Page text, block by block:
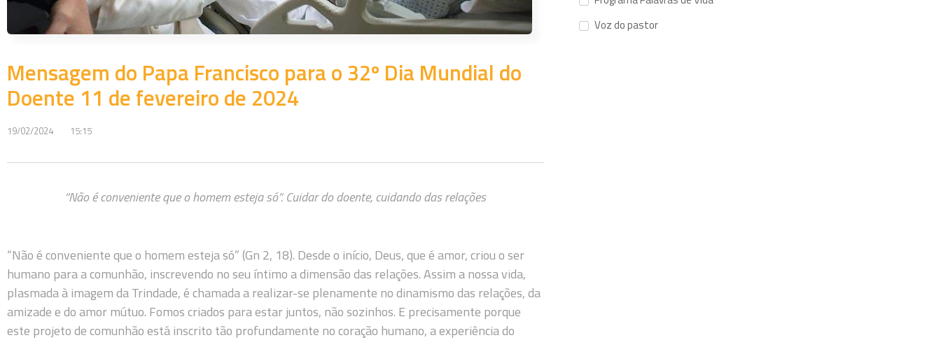
Mensagem do Papa Francisco para o 32º Dia Mundial do
Doente 11 de fevereiro de 2024
19/02/2024 15:15
“Não é conveniente que o homem esteja só”. Cuidar do doente, cuidando das relações
“Não é conveniente que o homem esteja só” (Gn 2, 18). Desde o início, Deus, que é amor, criou o ser
humano para a comunhão, inscrevendo no seu íntimo a dimensão das relações. Assim a nossa vida,
plasmada à imagem da Trindade, é chamada a realizar-se plenamente no dinamismo das relações, da
amizade e do amor mútuo. Fomos criados para estar juntos, não sozinhos. E precisamente porque
este projeto de comunhão está inscrito tão profundamente no coração humano, a experiência do
Voz do pastor